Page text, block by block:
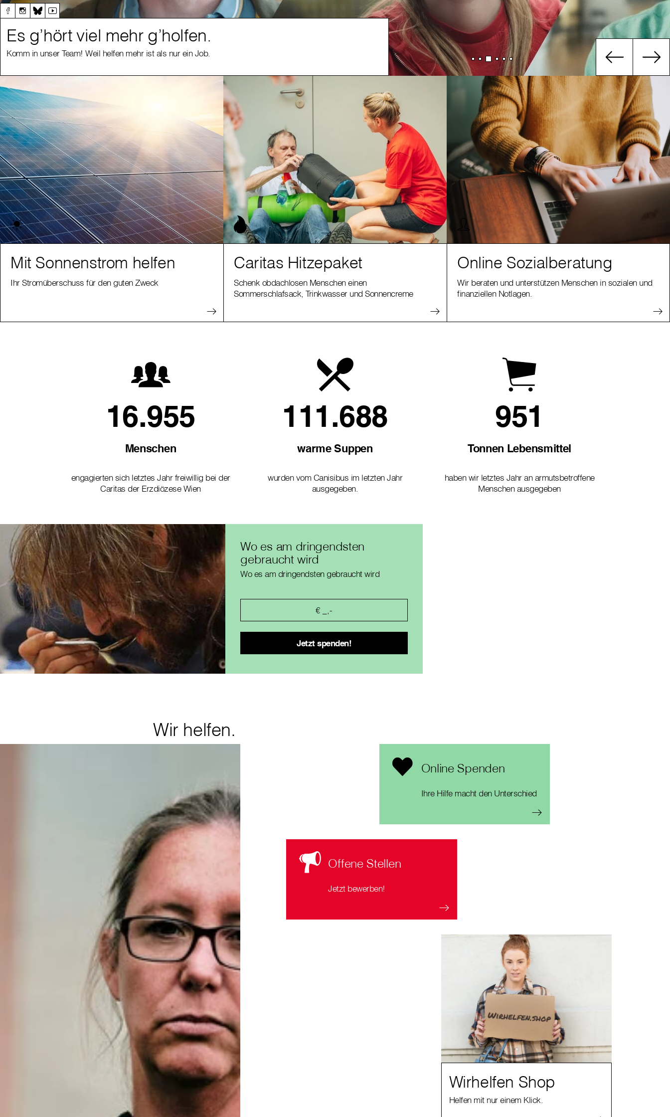
Es g’hört viel mehr g’holfen.
Komm in unser Team! Weil helfen mehr ist als nur ein Job.
Mit Sonnenstrom helfen
Ihr Stromüberschuss für den guten Zweck
Caritas Hitzepaket
Schenk obdachlosen Menschen einen
Sommerschlafsack, Trinkwasser und Sonnencreme
Online Sozialberatung
Wir beraten und unterstützen Menschen in sozialen und
finanziellen Notlagen.
16.955
Menschen
engagierten sich letztes Jahr freiwillig bei der
Caritas der Erzdiözese Wien
111.688
warme Suppen
wurden vom Canisibus im letzten Jahr
ausgegeben.
951
Tonnen Lebensmittel
haben wir letztes Jahr an armutsbetroffene
Menschen ausgegeben
Wo es am dringendsten
gebraucht wird
Wo es am dringendsten gebraucht wird
Wir helfen.
Online Spenden
Ihre Hilfe macht den Unterschied
Offene Stellen
Jetzt bewerben!
Wirhelfen Shop
Helfen mit nur einem Klick.